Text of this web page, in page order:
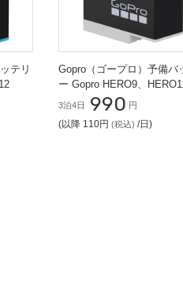
テリ
Gopro（ゴープロ）予備バ
ー Gopro HERO9、
3泊4日 990 円
(以降 110円 (税込) /日)